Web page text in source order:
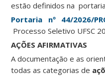
estão definidos na
Portaria nº 44/2026/
Processo Seletivo UFSC
AÇÕES AFIRMATIVAS
A documentação e as
todas as categorias de